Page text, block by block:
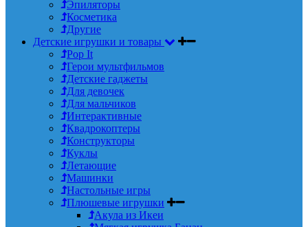
Эпиляторы
Косметика
Другие
Детские игрушки и товары
Pop It
Герои мультфильмов
Детские гаджеты
Для девочек
Для мальчиков
Интерактивные
Квадрокоптеры
Конструкторы
Куклы
Летающие
Машинки
Настольные игры
Плюшевые игрушки
Акула из Икеи